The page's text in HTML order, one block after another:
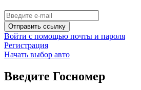
Отправить ссылку
Войти с помощью почты и пароля
Регистрация
Начать выбор авто
Введите Госномер